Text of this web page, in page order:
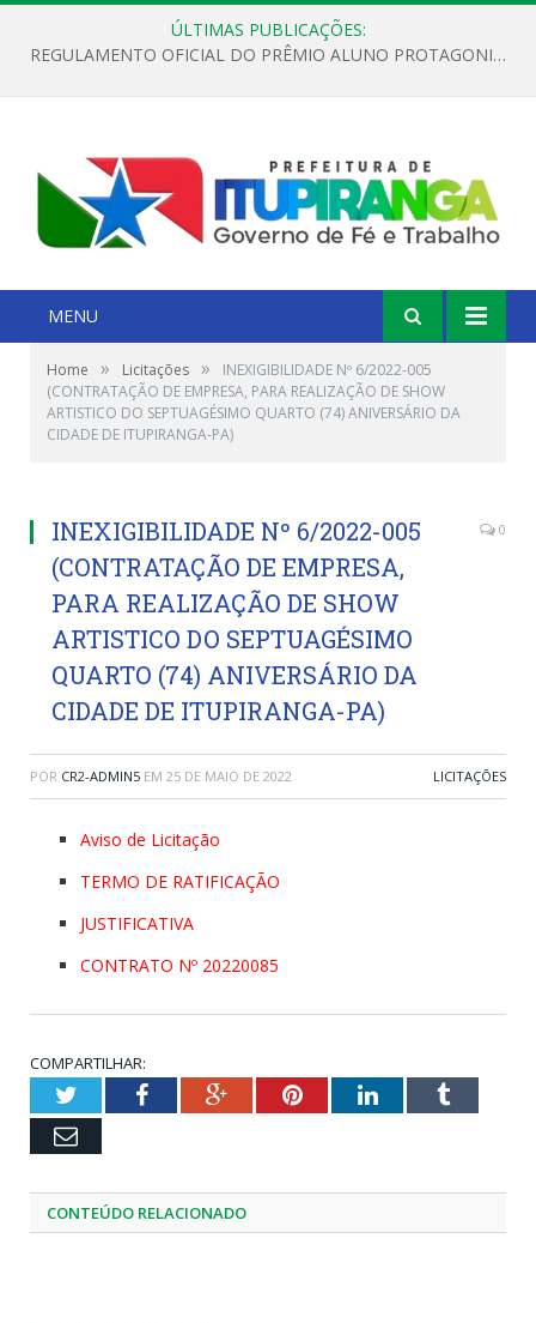
ÚLTIMAS PUBLICAÇÕES:
REGULAMENTO OFICIAL DO PRÊMIO ALUNO PROTAGONISTA – EDIÇÃO 2026
MENU
Home » Licitações »
INEXIGIBILIDADE Nº 6/2022-005
(CONTRATAÇÃO DE EMPRESA, PARA REALIZAÇÃO DE SHOW
ARTISTICO DO SEPTUAGÉSIMO QUARTO (74) ANIVERSÁRIO DA
CIDADE DE ITUPIRANGA-PA)
INEXIGIBILIDADE Nº 6/2022-005
(CONTRATAÇÃO DE EMPRESA,
PARA REALIZAÇÃO DE SHOW
ARTISTICO DO SEPTUAGÉSIMO
QUARTO (74) ANIVERSÁRIO DA
CIDADE DE ITUPIRANGA-PA)
0
POR CR2-ADMIN5 EM 25 DE MAIO DE 2022 LICITAÇÕES
Aviso de Licitação
TERMO DE RATIFICAÇÃO
JUSTIFICATIVA
CONTRATO Nº 20220085
COMPARTILHAR:
TwitterFacebookGoogle+PinterestLinkedInTumblr
Email
CONTEÚDO RELACIONADO